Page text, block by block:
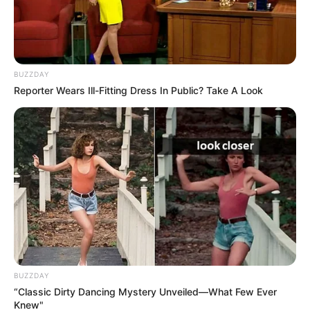
Instagram de Alejandro Riaño
Juanpis González recibió críticas por defender a
Alejandra Azcárate.
Por:Germán Espejo
Agosto 2, 2021
BUZZDAY
Reporter Wears Ill-Fitting Dress In Public? Take A Look
BUZZDAY
“Classic Dirty Dancing Mystery Unveiled—What Few Ever
Knew"